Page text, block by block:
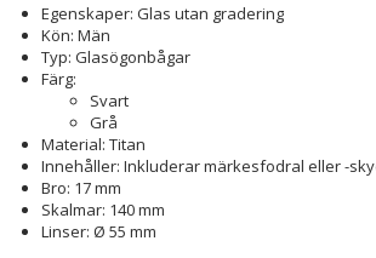
Egenskaper: Glas utan gradering
Kön: Män
Typ: Glasögonbågar
Färg:
Svart
Grå
Material: Titan
Innehåller: Inkluderar märkesfodral eller -
Bro: 17 mm
Skalmar: 140 mm
Linser: Ø 55 mm